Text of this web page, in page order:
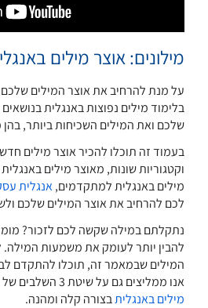
מילונים: אוצר מילים
על מנת להרחיב את אוצר המילים
בלימוד מילים נפוצות באנגלית בנושאים
שלכם ואת המילים השכיחות ביותר,
בעמוד זה תוכלו להכיר אוצר מילים
וקטגוריות שונות, מאוצר מילים
מילים באנגלית למתקדמים,אנגלית
לכם להרחיב את אוצר המילים שלכם
נתקלתם במילה שקשה לכם לזכור?
להבין יותר לעומק את משמעות
המילים שבמאמר זה, תוכלו להתקדם
אנו ממליצים גם על שיטת 3 השלבים של ברלינגטון ל
מילים באנגליתבצורה קלה ומהנה.